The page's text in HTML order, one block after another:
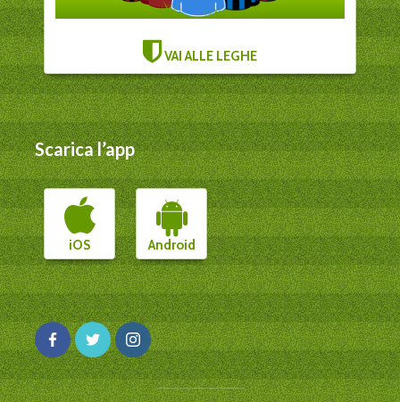
VAI ALLE LEGHE
Scarica l’app
iOS Android